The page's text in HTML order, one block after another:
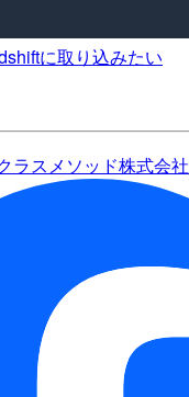
に取り込みたい
ラスメソッド株式会社